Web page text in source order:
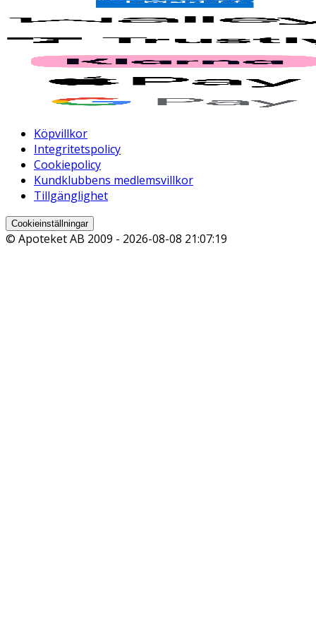
Köpvillkor
Integritetspolicy
Cookiepolicy
Kundklubbens medlemsvillkor
Tillgänglighet
Cookieinställningar
© Apoteket AB 2009 - 2026-08-08 21:07:19